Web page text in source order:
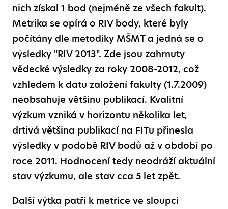
nich získal 1 bod (nejméně ze všech fakult).
Metrika se opírá o RIV body, které byly
počítány dle metodiky MŠMT a jedná se o
výsledky "RIV 2013". Zde jsou zahrnuty
vědecké výsledky za roky 2008-2012, což
vzhledem k datu založení fakulty (1.7.2009)
neobsahuje většinu publikací. Kvalitní
výzkum vzniká v horizontu několika let,
drtivá většina publikací na FITu přinesla
výsledky v podobě RIV bodů až v období po
roce 2011. Hodnocení tedy neodráží aktuální
stav výzkumu, ale stav cca 5 let zpět.
Další výtka patří k metrice ve sloupci